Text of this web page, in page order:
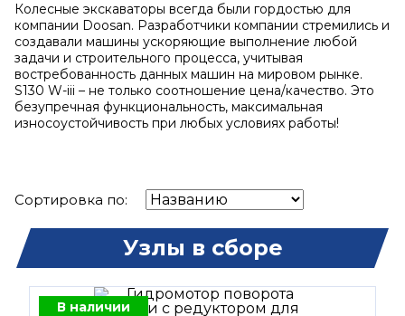
Колесные экскаваторы всегда были гордостью для
компании Doosan. Разработчики компании стремились и
создавали машины ускоряющие выполнение любой
задачи и строительного процесса, учитывая
востребованность данных машин на мировом рынке.
S130 W-iii – не только соотношение цена/качество. Это
безупречная функциональность, максимальная
износоустойчивость при любых условиях работы!
Сортировка по:
Узлы в сборе
В наличии